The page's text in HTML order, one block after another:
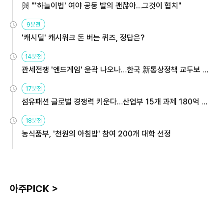
與 "'하늘이법' 여야 공동 발의 괜찮아…그것이 협치"
9분전
'캐시딜' 캐시워크 돈 버는 퀴즈, 정답은?
14분전
관세전쟁 '엔드게임' 윤곽 나오나…한국 新통상정책 교두보 활
용해야
17분전
섬유패션 글로벌 경쟁력 키운다…산업부 15개 과제 180억 지
원
18분전
농식품부, '천원의 아침밥' 참여 200개 대학 선정
아주PICK >